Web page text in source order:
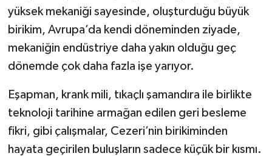
yüksek mekaniği sayesinde, oluşturduğu büyük
birikim, Avrupa’da kendi döneminden ziyade,
mekaniğin endüstriye daha yakın olduğu geç
dönemde çok daha fazla işe yarıyor.
Eşapman, krank mili, tıkaçlı şamandıra ile birlikte
teknoloji tarihine armağan edilen geri besleme
fikri, gibi çalışmalar, Cezeri’nin birikiminden
hayata geçirilen buluşların sadece küçük bir kısmı.